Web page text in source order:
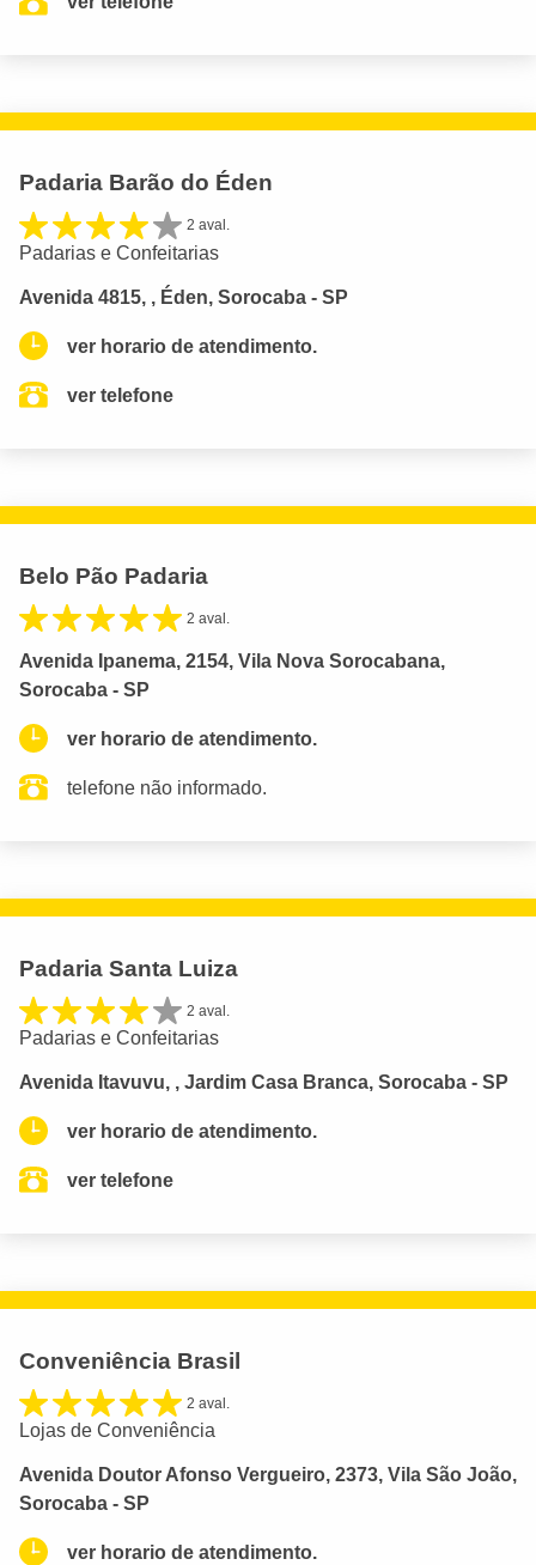
Padaria Barão do Éden
2 aval.
Padarias e Confeitarias
Avenida 4815, , Éden, Sorocaba - SP
ver horario de atendimento.
ver telefone
Belo Pão Padaria
2 aval.
Avenida Ipanema, 2154, Vila Nova Sorocabana,
Sorocaba - SP
ver horario de atendimento.
telefone não informado.
Padaria Santa Luiza
2 aval.
Padarias e Confeitarias
Avenida Itavuvu, , Jardim Casa Branca, Sorocaba - SP
ver horario de atendimento.
ver telefone
Conveniência Brasil
2 aval.
Lojas de Conveniência
Avenida Doutor Afonso Vergueiro, 2373, Vila São João,
Sorocaba - SP
ver horario de atendimento.